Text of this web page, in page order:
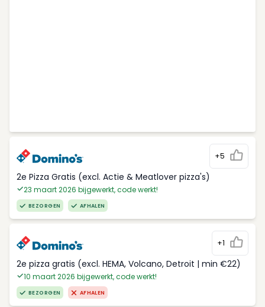
+5
2e Pizza Gratis (excl. Actie & Meatlover pizza's)
23 maart 2026 bijgewerkt, code werkt!
BEZORGEN AFHALEN
+1
2e pizza gratis (excl. HEMA, Volcano, Detroit | min €22)
10 maart 2026 bijgewerkt, code werkt!
BEZORGEN AFHALEN